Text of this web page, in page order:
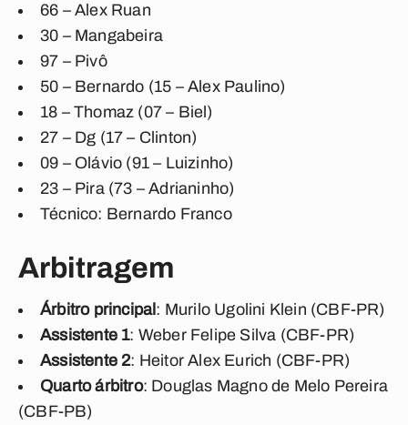
66 – Alex Ruan
30 – Mangabeira
97 – Pivô
50 – Bernardo (15 – Alex Paulino)
18 – Thomaz (07 – Biel)
27 – Dg (17 – Clinton)
09 – Olávio (91 – Luizinho)
23 – Pira (73 – Adrianinho)
Técnico: Bernardo Franco
Arbitragem
Árbitro principal : Murilo Ugolini Klein (CBF-PR)
Assistente 1: Weber Felipe Silva (CBF-PR)
Assistente 2: Heitor Alex Eurich (CBF-PR)
Quarto árbitro: Douglas Magno de Melo Pereira
(CBF-PB)